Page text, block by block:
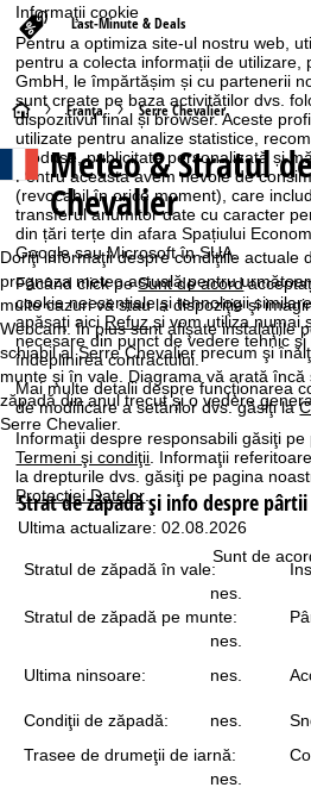
Informaţii cookie
Pentru a optimiza site-ul nostru web,
pentru a colecta informații de utilizare,
GmbH, le împărtășim și cu partenerii
sunt create pe baza activităților dvs.
dispozitivul final și browser. Aceste
utilizate pentru analize statistice,
produse, publicitate personalizată și
Pentru aceasta avem nevoie de
(revocabil în orice moment), care
transferul anumitor date cu caracter
din țări terțe din afara Spațiului
Google sau Microsoft în SUA.
Făcând click peSunt de acord
cookie neesențiale și tehnologii
apăsaţi aici Refuz și vom utiliza numai
necesare din punct de vedere tehnic
îndeplinirea contractului.
Mai multe detalii despre funcţionarea
de modificare a setărilor dvs. găsiţi la
Informaţii despre responsabili găsiţi
Termeni şi condiţii. Informaţii
la drepturile dvs. găsiţi pe pagina
Protecţiei Datelor.
Sunt de
Last-Minute & Deals
A
c
a
s
ă
Franţa Serre Chevalier
Meteo & Stratul
Chevalier
Doriţi informaţii despre condiţiile actuale
prognoza meteo actuală pentru
multe cazuri vă stau la dispoziţie şi
Webcam. În plus sunt afişate instalaţiile
schiabil al Serre Chevalier precum şi
munte şi în vale. Diagrama vă arată
zăpadă din anul trecut şi o vedere
Serre Chevalier.
Strat de zăpadă şi info despre pârtii
Ultima actualizare: 02.08.2026
Stratul de zăpadă în vale:
nes.
Stratul de zăpadă pe munte:
nes.
Ultima ninsoare:
nes.
Condiţii de zăpadă: nes.
Trasee de drumeţii de iarnă:
nes.